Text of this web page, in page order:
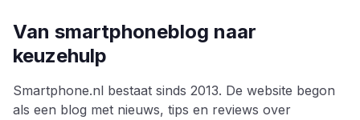
Van smartphoneblog naar
keuzehulp
Smartphone.nl bestaat sinds 2013. De website begon
als een blog met nieuws, tips en reviews over